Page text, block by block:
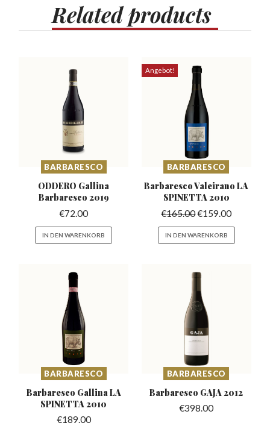
Relatedproducts
BARBARESCO
ODDERO Gallina
Barbaresco 2019
€72.00
IN DEN WARENKORB
Angebot!
BARBARESCO
Barbaresco ValeiranoLA
SPINETTA 2010
€165.00€159.00
IN DEN WARENKORB
BARBARESCO
Barbaresco Gallina LA
SPINETTA 2010
€189.00
BARBARESCO
Barbaresco GAJA 2012
€398.00